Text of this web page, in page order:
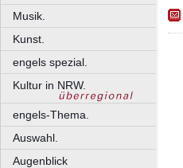
Musik.
Kunst.
engels spezial.
Kultur in NRW.
engels-Thema.
Auswahl.
Augenblick